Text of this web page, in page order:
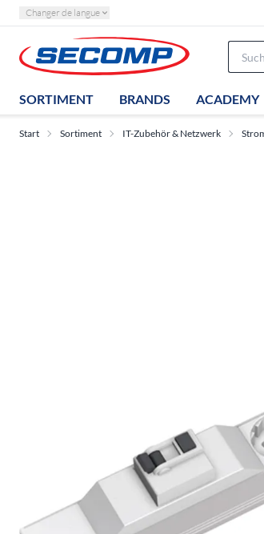
Changer de langue
SORTIMENT BRANDS ACADEMY
Start Sortiment IT-Zubehör & Netzwerk